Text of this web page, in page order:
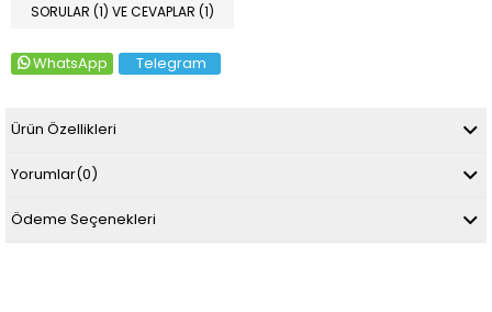
SORULAR (1) VE CEVAPLAR (1)
WhatsApp Telegram
Ürün Özellikleri
Yorumlar(0)
Ödeme Seçenekleri